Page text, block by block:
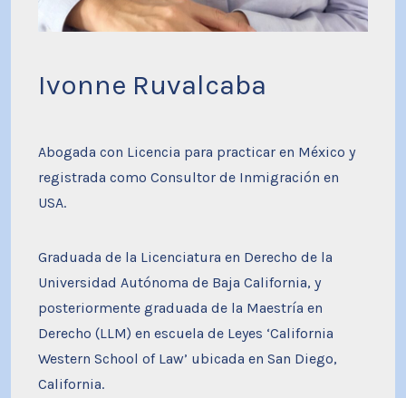
Ivonne Ruvalcaba
Abogada con Licencia para practicar en México y
registrada como Consultor de Inmigración en
USA.
Graduada de la Licenciatura en Derecho de la
Universidad Autónoma de Baja California, y
posteriormente graduada de la Maestría en
Derecho (LLM) en escuela de Leyes ‘California
Western School of Law’ ubicada en San Diego,
California.